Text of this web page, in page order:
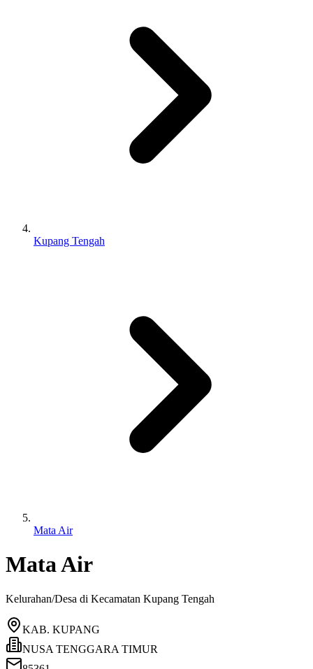
Kupang Tengah
Mata Air
Mata Air
Kelurahan/Desa di Kecamatan Kupang Tengah
KAB. KUPANG
NUSA TENGGARA TIMUR